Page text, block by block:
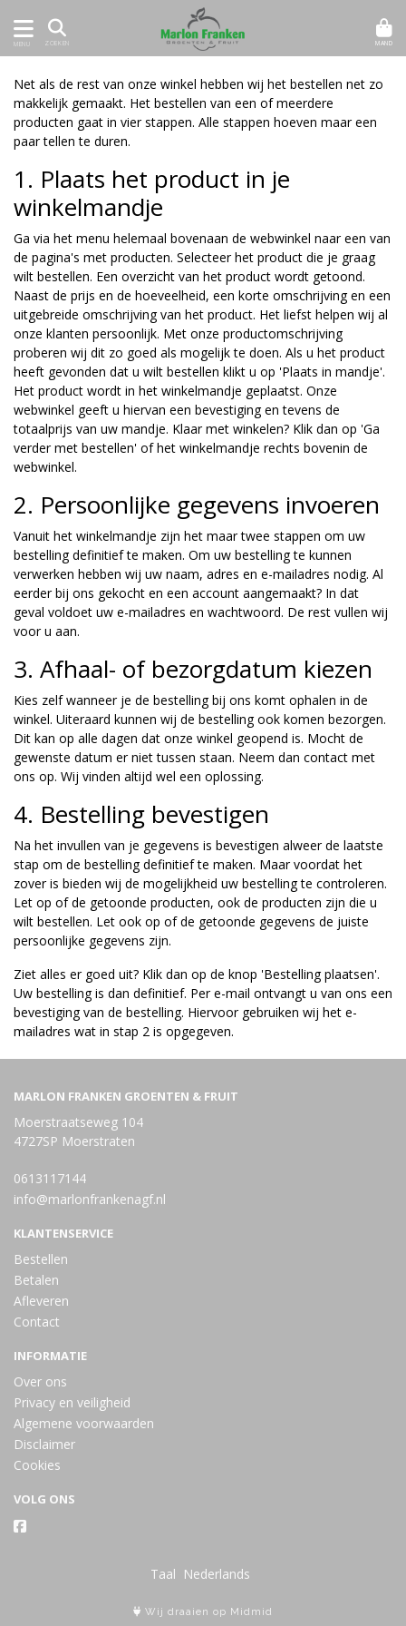
MENU ZOEKEN MAND
Net als de rest van onze winkel hebben wij het bestellen net zo
makkelijk gemaakt. Het bestellen van een of meerdere
producten gaat in vier stappen. Alle stappen hoeven maar een
paar tellen te duren.
1. Plaats het product in je
winkelmandje
Ga via het menu helemaal bovenaan de webwinkel naar een van
de pagina's met producten. Selecteer het product die je graag
wilt bestellen. Een overzicht van het product wordt getoond.
Naast de prijs en de hoeveelheid, een korte omschrijving en een
uitgebreide omschrijving van het product. Het liefst helpen wij al
onze klanten persoonlijk. Met onze productomschrijving
proberen wij dit zo goed als mogelijk te doen. Als u het product
heeft gevonden dat u wilt bestellen klikt u op 'Plaats in mandje'.
Het product wordt in het winkelmandje geplaatst. Onze
webwinkel geeft u hiervan een bevestiging en tevens de
totaalprijs van uw mandje. Klaar met winkelen? Klik dan op 'Ga
verder met bestellen' of het winkelmandje rechts bovenin de
webwinkel.
2. Persoonlijke gegevens invoeren
Vanuit het winkelmandje zijn het maar twee stappen om uw
bestelling definitief te maken. Om uw bestelling te kunnen
verwerken hebben wij uw naam, adres en e-mailadres nodig. Al
eerder bij ons gekocht en een account aangemaakt? In dat
geval voldoet uw e-mailadres en wachtwoord. De rest vullen wij
voor u aan.
3. Afhaal- of bezorgdatum kiezen
Kies zelf wanneer je de bestelling bij ons komt ophalen in de
winkel. Uiteraard kunnen wij de bestelling ook komen bezorgen.
Dit kan op alle dagen dat onze winkel geopend is. Mocht de
gewenste datum er niet tussen staan. Neem dan contact met
ons op. Wij vinden altijd wel een oplossing.
4. Bestelling bevestigen
Na het invullen van je gegevens is bevestigen alweer de laatste
stap om de bestelling definitief te maken. Maar voordat het
zover is bieden wij de mogelijkheid uw bestelling te controleren.
Let op of de getoonde producten, ook de producten zijn die u
wilt bestellen. Let ook op of de getoonde gegevens de juiste
persoonlijke gegevens zijn.
Ziet alles er goed uit? Klik dan op de knop 'Bestelling plaatsen'.
Uw bestelling is dan definitief. Per e-mail ontvangt u van ons een
bevestiging van de bestelling. Hiervoor gebruiken wij het e-
mailadres wat in stap 2 is opgegeven.
MARLON FRANKEN GROENTEN & FRUIT
Moerstraatseweg 104
4727SP Moerstraten
0613117144
info@marlonfrankenagf.nl
KLANTENSERVICE
Bestellen
Betalen
Afleveren
Contact
INFORMATIE
Over ons
Privacy en veiligheid
Algemene voorwaarden
Disclaimer
Cookies
VOLG ONS
Taal
Wij draaien op Midmid